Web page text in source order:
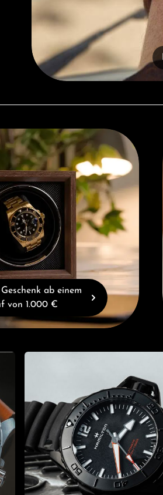
einem Einkauf von 1.000 €
ab einem
von 1.000 €